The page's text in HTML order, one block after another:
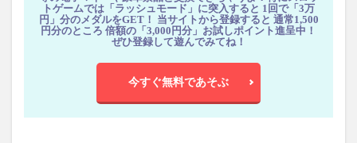
トゲームでは「ラッシュモード」に突入すると 1回で「3万
円」分のメダルをGET！ 当サイトから登録すると 通常1,500
円分のところ 倍額の「3,000円分」お試しポイント進呈中！
ぜひ登録して遊んでみてね！
今すぐ無料であそぶ